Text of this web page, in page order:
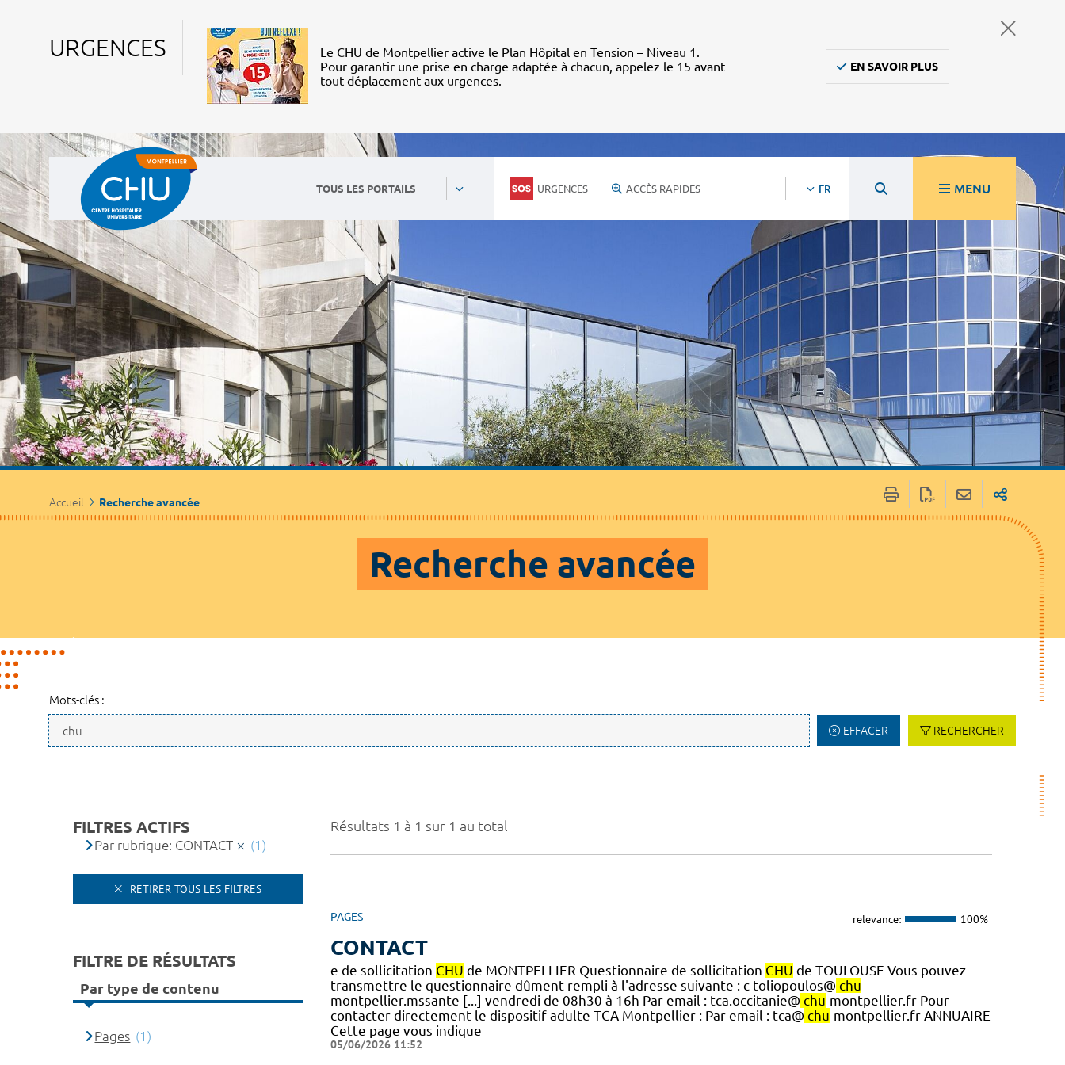
URGENCES
Le CHU de Montpellier active le Plan Hôpital en Tension – Niveau 1.
Pour garantir une prise en charge adaptée à chacun, appelez le 15 avant
tout déplacement aux urgences.
EN SAVOIR PLUS
TOUS LES PORTAILS URGENCES ACCÈS RAPIDES FR MENU
Accueil Recherche avancée
Recherche avancée
Mots-clés :
EFFACER RECHERCHER
Résultats 1 à 1 sur 1 au total
PAGES relevance: 100%
CONTACT
e de sollicitation CHU de MONTPELLIER Questionnaire de sollicitation CHU de TOULOUSE Vous pouvez
transmettre le questionnaire dûment rempli à l'adresse suivante : c-toliopoulos@ chu-
montpellier.mssante [...] vendredi de 08h30 à 16h Par email : tca.occitanie@ chu-montpellier.fr Pour
contacter directement le dispositif adulte TCA Montpellier : Par email : tca@ chu-montpellier.fr ANNUAIRE
Cette page vous indique
05/06/2026 11:52
FILTRES ACTIFS
Par rubrique: CONTACT (1)
RETIRER TOUS LES FILTRES
FILTRE DE RÉSULTATS
Par type de contenu
Pages (1)